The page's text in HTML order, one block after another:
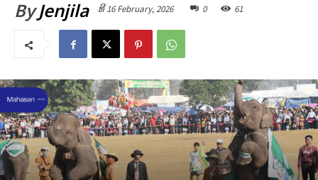
ByJenjila ທີ 16 February, 2026 0 61